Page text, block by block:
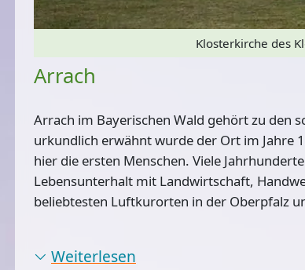
Klosterkirche des
Arrach
Arrach im Bayerischen Wald gehört zu den
urkundlich erwähnt wurde der Ort im Jahre
hier die ersten Menschen. Viele
Lebensunterhalt mit Landwirtschaft,
beliebtesten Luftkurorten in der Oberpfalz
Weiterlesen